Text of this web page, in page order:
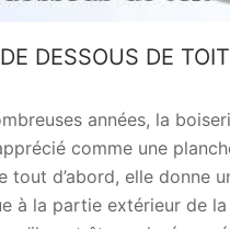
DESSOUS DE
années, la
comme une
tout d’abord, elle donne
à la partie extérieur de la